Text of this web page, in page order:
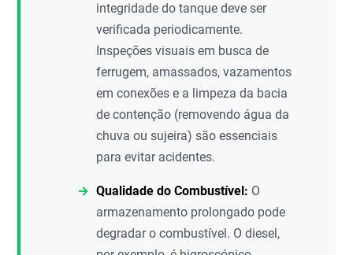
integridade do tanque deve ser
verificada periodicamente.
Inspeções visuais em busca de
ferrugem, amassados, vazamentos
em conexões e a limpeza da bacia
de contenção (removendo água da
chuva ou sujeira) são essenciais
para evitar acidentes.
Qualidade do Combustível: O
armazenamento prolongado pode
degradar o combustível. O diesel,